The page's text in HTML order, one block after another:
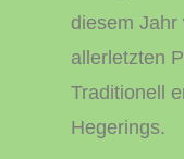
diesem
allerletzten
Traditionell
Hegerings.